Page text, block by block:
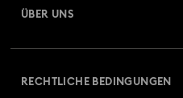
Retouren und Umtausch
ÜBER UNS
RECHTLICHE BEDINGUNGEN